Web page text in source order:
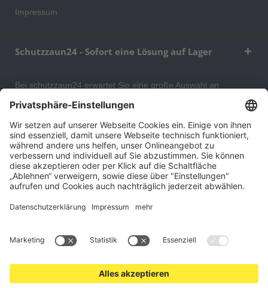
Impressum
Schutzzaun24 - Sofort eine Lösung auf Lager
Bei schutzzaun24 erwartet Sie eine große Auswahl an
Schutzgittern, Schutzeinrichtungen, Absturzsicherungen und
auch Ihr Wohngebäude optimal organisieren und sichern
können. An unserem Versandlager bevorraten wir ein großes
Sortiment von Lagerartikeln, welche innerhalb von 48 Stunden
versandbereit sind.
Cookie-Einstellungen Über uns
freibleibend. Solange der Vorrat reicht.
© 2026 schutzzaun24.at